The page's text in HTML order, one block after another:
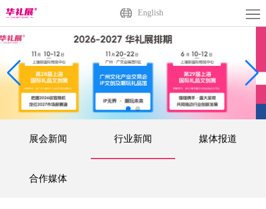
English
首
页
关
于
会
展
中
众
活
展会新闻 行业新闻 媒体报道
合作媒体